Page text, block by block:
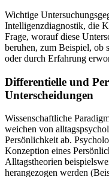
Wichtige
Intelligenzdiagnostik, die
Frage, worauf diese
beruhen, zum Beispiel, ob
oder durch Erfahrung
Differentielle und
Unterscheidungen
Wissenschaftliche
weichen von
Persönlichkeit ab.
Konzeption eines
Alltagstheorien
herangezogen werden